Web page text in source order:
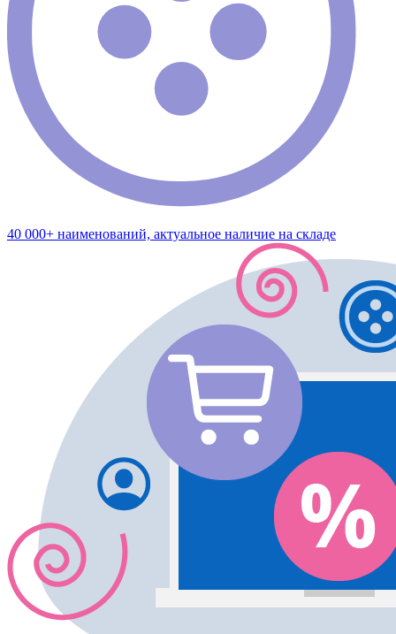
40 000+ наименований, актуальное наличие на складе